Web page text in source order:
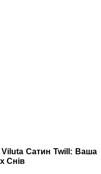
Viluta Сатин Twill: Ваша
Снів